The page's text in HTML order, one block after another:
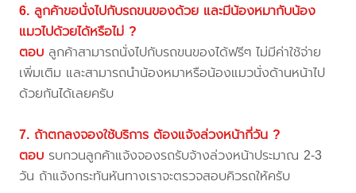
6. ลูกค้าขอนั่งไปกับรถขนของด้วย และมีน้องหมากับน้อง
แมวไปด้วยได้หรือไม่ ?
ตอบ ลูกค้าสามารถนั่งไปกับรถขนของได้ฟรีๆ ไม่มีค่าใช้จ่าย
เพิ่มเติม และสามารถนำน้องหมาหรือน้องแมวนั่งด้านหน้าไป
ด้วยกันได้เลยครับ
7. ถ้าตกลงจองใช้บริการ ต้องแจ้งล่วงหน้ากี่วัน ?
ตอบ รบกวนลูกค้าแจ้งจองรถรับจ้างล่วงหน้าประมาณ 2-3
วัน ถ้าแจ้งกระทันหันทางเราจะตรวจสอบคิวรถให้ครับ